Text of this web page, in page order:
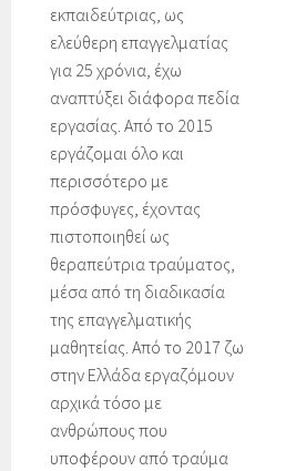
εκπαιδεύτριας, ως
ελεύθερη επαγγελματίας
για 25 χρόνια, έχω
αναπτύξει διάφορα πεδία
εργασίας. Από το 2015
εργάζομαι όλο και
περισσότερο με
πρόσφυγες, έχοντας
πιστοποιηθεί ως
θεραπεύτρια τραύματος,
μέσα από τη διαδικασία
της επαγγελματικής
μαθητείας. Από το 2017 ζω
στην Ελλάδα εργαζόμουν
αρχικά τόσο με
ανθρώπους που
υποφέρουν από τραύμα